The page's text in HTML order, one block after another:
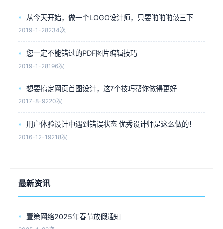
从今天开始，做一个LOGO设计师，只要啪啪啪敲三下
2019-1-28234次
您一定不能错过的PDF图片编辑技巧
2019-1-28196次
想要搞定网页首图设计，这7个技巧帮你做得更好
2017-8-9220次
用户体验设计中遇到错误状态 优秀设计师是这么做的！
2016-12-19218次
最新资讯
壹策网络2025年春节放假通知